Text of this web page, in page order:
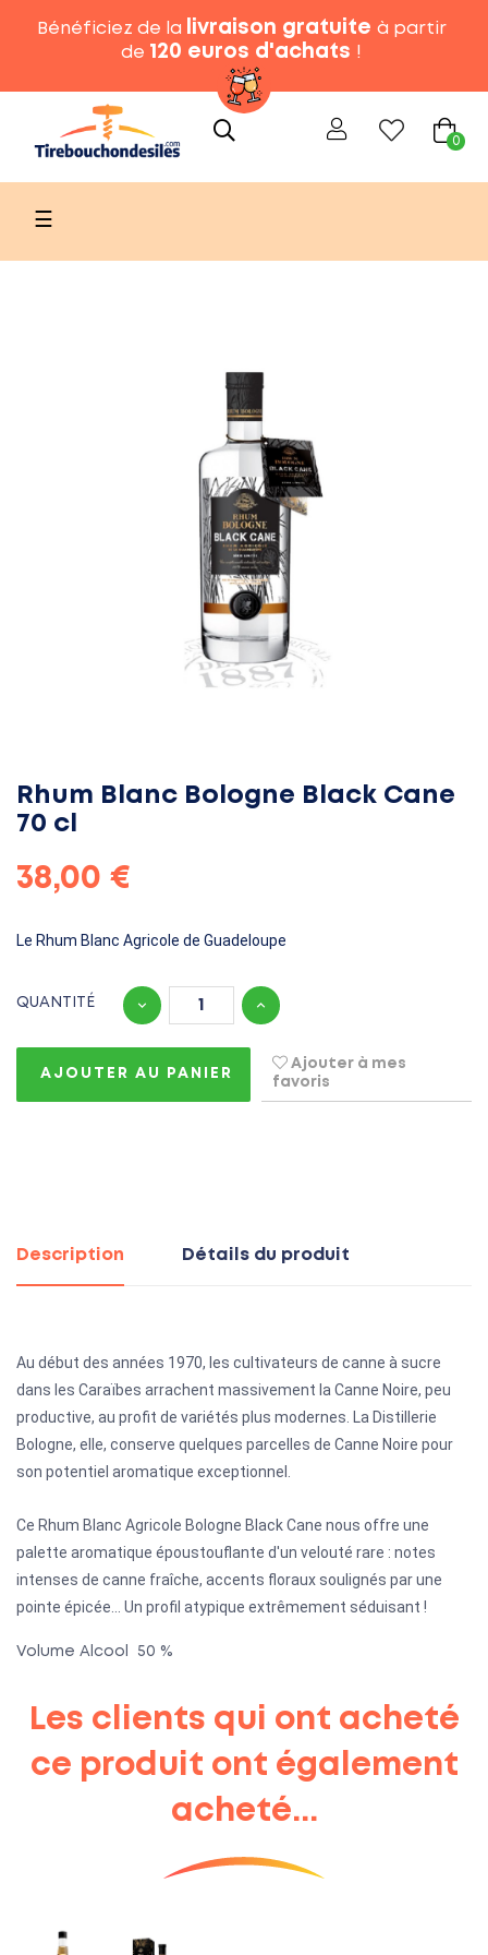
Bénéficiez de la livraison gratuite à partir
de 120 euros d'achats !
0
Basculer
navigation
☰
Rhum Blanc Bologne Black Cane
70 cl
38,00 €
Le Rhum Blanc Agricole de Guadeloupe
QUANTITÉ
AJOUTER AU PANIER
Ajouter à mes
favoris
Description Détails du produit
Au début des années 1970, les cultivateurs de canne à sucre
dans les Caraïbes arrachent massivement la Canne Noire, peu
productive, au profit de variétés plus modernes. La Distillerie
Bologne, elle, conserve quelques parcelles de Canne Noire pour
son potentiel aromatique exceptionnel.
Ce Rhum Blanc Agricole Bologne Black Cane nous offre une
palette aromatique époustouflante d'un velouté rare : notes
intenses de canne fraîche, accents floraux soulignés par une
pointe épicée... Un profil atypique extrêmement séduisant !
Volume Alcool 50 %
Les clients qui ont acheté
ce produit ont également
acheté...